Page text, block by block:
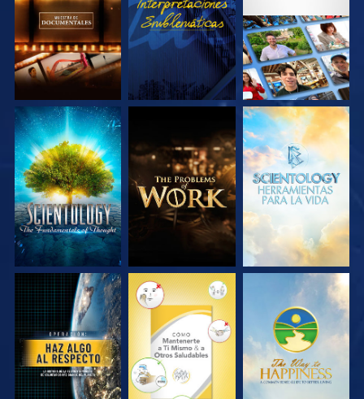
SERIES
EXPLORA LAS
SERIES
EXPLORA LAS
SERIES
EXPLORA LAS
SERIES
VE VE VE